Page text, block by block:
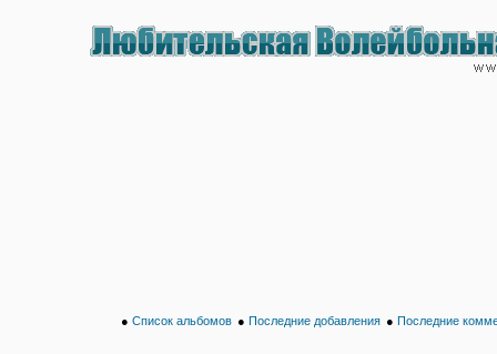
● Список альбомов ● Последние добавления ● Последние